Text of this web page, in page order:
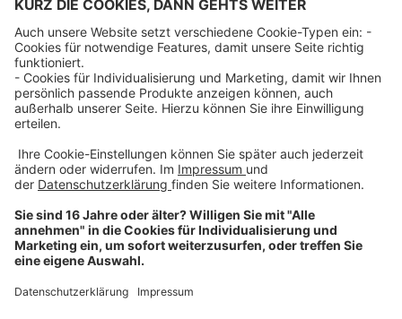
Über uns
Dehner Unternehmen
Jobs bei Dehner